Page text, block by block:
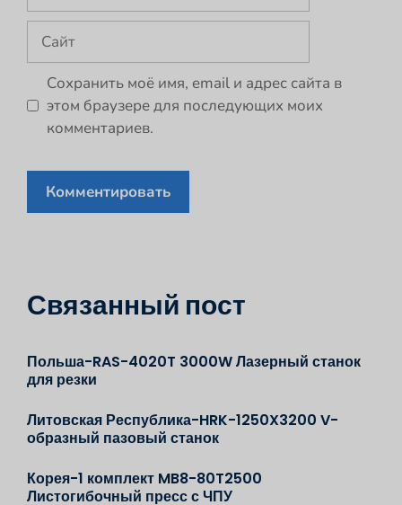
Сайт
Сохранить моё имя, email и адрес сайта в
этом браузере для последующих моих
комментариев.
Связанный пост
Польша-RAS-4020T 3000W Лазерный станок
для резки
Литовская Республика-HRK-1250X3200 V-
образный пазовый станок
Корея-1 комплект MB8-80T2500
Листогибочный пресс с ЧПУ